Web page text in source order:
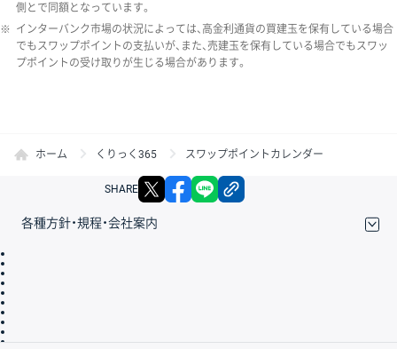
側とで同額となっています。
※ インターバンク市場の状況によっては、高金利通貨の買建玉を保有している場合
でもスワップポイントの支払いが、また、売建玉を保有している場合でもスワッ
プポイントの受け取りが生じる場合があります。
ホーム くりっく365 スワップポイントカレンダー
SHARE X facebook
各種方針・規程・会社案内
会社案内